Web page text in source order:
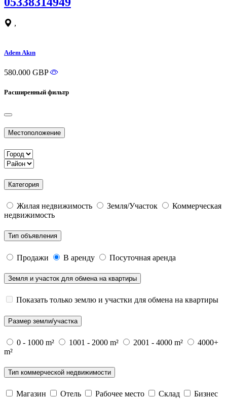
,
Adem Akın
580.000 GBP
Расширенный фильтр
Местоположение
Категория
Жилая недвижимость Земля/Участок
Коммерческая
недвижимость
Тип объявления
Продажи В аренду Посуточная аренда
Земля и участок для обмена на квартиры
Показать только землю и участки для обмена на квартиры
Размер земли/участка
0 - 1000 m² 1001 - 2000 m² 2001 - 4000 m²
4000+
m²
Тип коммерческой недвижимости
Магазин Отель Рабочее место Склад
Бизнес